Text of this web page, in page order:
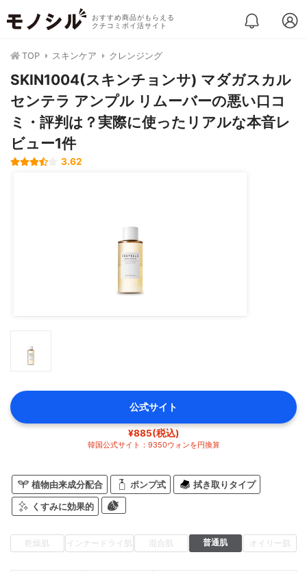
おすすめ商品がもらえる
クチコミポイ活サイト
TOP スキンケア クレンジング
SKIN1004(スキンチョンサ) マダガスカル
センテラ アンプル リムーバーの悪い口コ
ミ・評判は？実際に使ったリアルな本音レ
ビュー1件
3.62
公式サイト
¥885(税込)
韓国公式サイト：9350ウォンを円換算
植物由来成分配合 ポンプ式 拭き取りタイプ
くすみに効果的
乾燥肌 インナードライ肌 混合肌 普通肌 オイリー肌